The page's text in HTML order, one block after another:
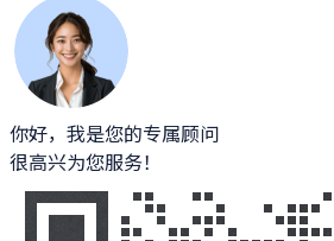
你好，我是您的专属顾问
很高兴为您服务！